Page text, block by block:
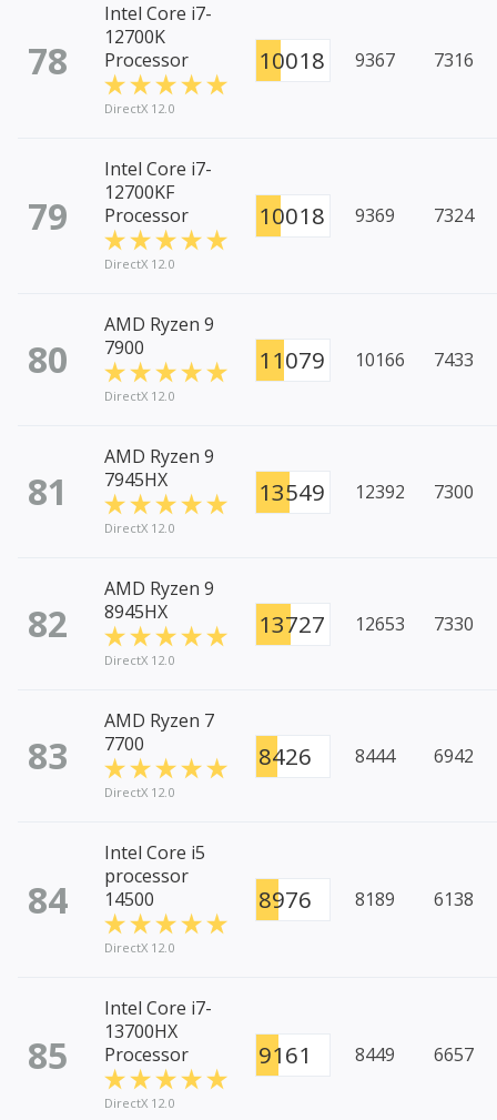
78
Intel Core i7-
12700K
Processor
DirectX 12.0
10018 9367 7316
79
Intel Core i7-
12700KF
Processor
DirectX 12.0
10018 9369 7324
80
AMD Ryzen 9
7900
DirectX 12.0
11079 10166 7433
81
AMD Ryzen 9
7945HX
DirectX 12.0
13549 12392 7300
82
AMD Ryzen 9
8945HX
DirectX 12.0
13727 12653 7330
83
AMD Ryzen 7
7700
DirectX 12.0
8426 8444 6942
84
Intel Core i5
processor
14500
DirectX 12.0
8976 8189 6138
85
Intel Core i7-
13700HX
Processor
DirectX 12.0
9161 8449 6657